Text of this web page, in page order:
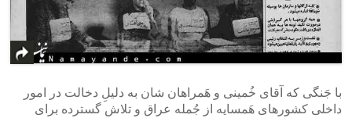
با جَنگی که آقای خُمینی و هَمراهان شان به دلیلِ دخالت در امور
داخلی کشورهای هَمسایه از جُمله عراق و تلاش گسترده برای